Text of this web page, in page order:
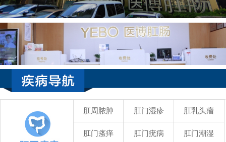
肛周脓肿 肛门湿疹 肛乳头瘤
肛门瘙痒 肛门疣病 肛门潮湿